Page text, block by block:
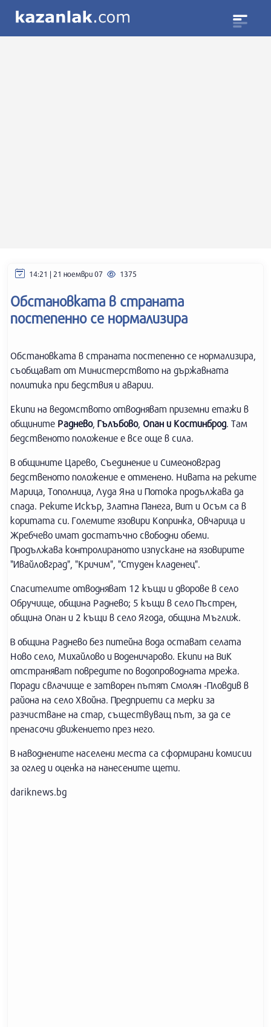
14:21 | 21 ноември 07 1375
Обстановката в страната
постепенно се нормализира
Обстановката в страната постепенно се нормализира,
съобщават от Министерството на държавната
политика при бедствия и аварии.
Екипи на ведомството отводняват приземни етажи в
общините Раднево, Гълъбово, Опан и Костинброд. Там
бедственото положение е все още в сила.
В общините Царево, Съединение и Симеоновград
бедственото положение е отменено. Нивата на реките
Марица, Тополница, Луда Яна и Потока продължава да
спада. Реките Искър, Златна Панега, Вит и Осъм са в
коритата си. Големите язовири Копринка, Овчарица и
Жребчево имат достатъчно свободни обеми.
Продължава контролираното изпускане на язовирите
"Ивайловград", "Кричим", "Студен кладенец".
Спасителите отводняват 12 къщи и дворове в село
Обручище, община Раднево; 5 къщи в село Пъстрен,
община Опан и 2 къщи в село Ягода, община Мъглиж.
В община Раднево без питейна вода остават селата
Ново село, Михайлово и Воденичарово. Екипи на ВиК
отстраняват повредите по водопроводната мрежа.
Поради свлачище е затворен пътят Смолян -Пловдив в
района на село Хвойна. Предприети са мерки за
разчистване на стар, съществуващ път, за да се
пренасочи движението през него.
В наводнените населени места са сформирани комисии
за оглед и оценка на нанесените щети.
dariknews.bg